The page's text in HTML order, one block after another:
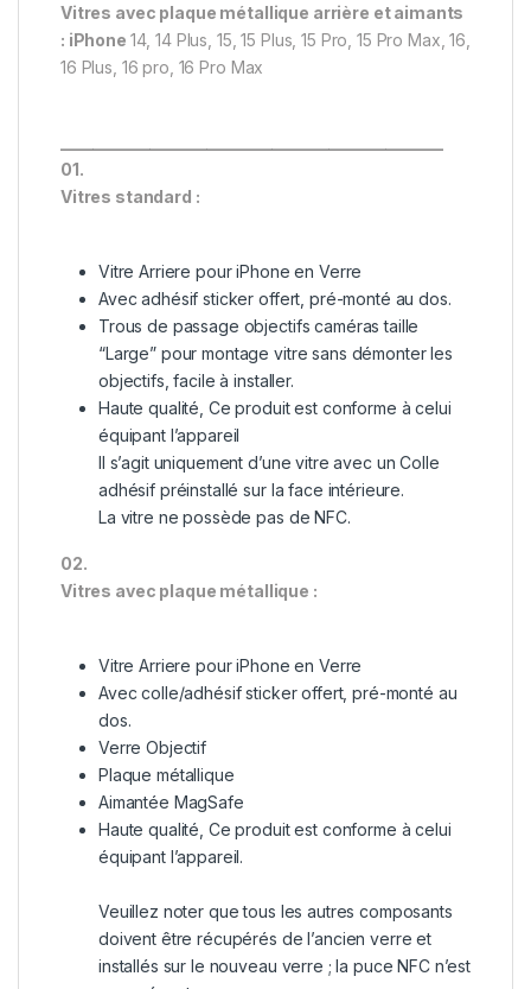
Vitres avec plaque métallique arrière et aimants
: iPhone 14, 14 Plus, 15, 15 Plus, 15 Pro, 15 Pro Max, 16,
16 Plus, 16 pro, 16 Pro Max
01.
Vitres standard :
Vitre Arriere pour iPhone en Verre
Avec adhésif sticker offert, pré-monté au dos.
Trous de passage objectifs caméras taille
“Large” pour montage vitre sans démonter les
objectifs, facile à installer.
Haute qualité, Ce produit est conforme à celui
équipant l’appareil
Il s’agit uniquement d’une vitre avec un Colle
adhésif préinstallé sur la face intérieure.
La vitre ne possède pas de NFC.
02.
Vitres avec plaque métallique :
Vitre Arriere pour iPhone en Verre
Avec colle/adhésif sticker offert, pré-monté au
dos.
Verre Objectif
Plaque métallique
Aimantée MagSafe
Haute qualité, Ce produit est conforme à celui
équipant l’appareil.
Veuillez noter que tous les autres composants
doivent être récupérés de l’ancien verre et
installés sur le nouveau verre ; la puce NFC n’est